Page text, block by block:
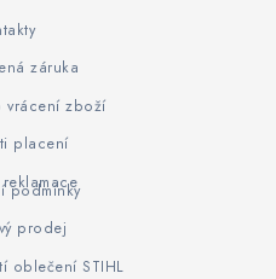
záruka
vrácení zboží
placení
podmínky
prodej
oblečení STIHL